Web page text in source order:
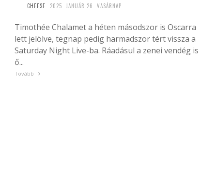
CHEESE 2025. JANUÁR 26. VASÁRNAP
Timothée Chalamet a héten másodszor is Oscarra
lett jelölve, tegnap pedig harmadszor tért vissza a
Saturday Night Live-ba. Ráadásul a zenei vendég is
ő...
Tovább